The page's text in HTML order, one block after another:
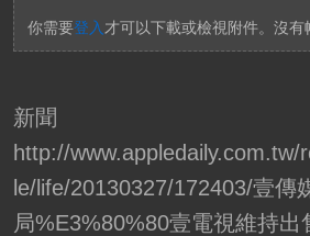
你需要登入 才可以下載或檢視附件。沒有
新聞
http://www.appledaily.com.tw/
le/life/20130327/172403/壹傳
局%E3%80%80壹電視維持出